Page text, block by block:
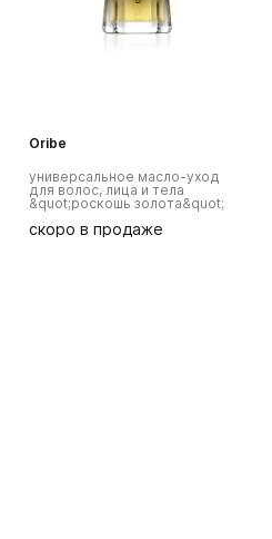
Oribe
универсальное масло-уход
для волос, лица и тела
&quot;роскошь золота&quot;
скоро в продаже